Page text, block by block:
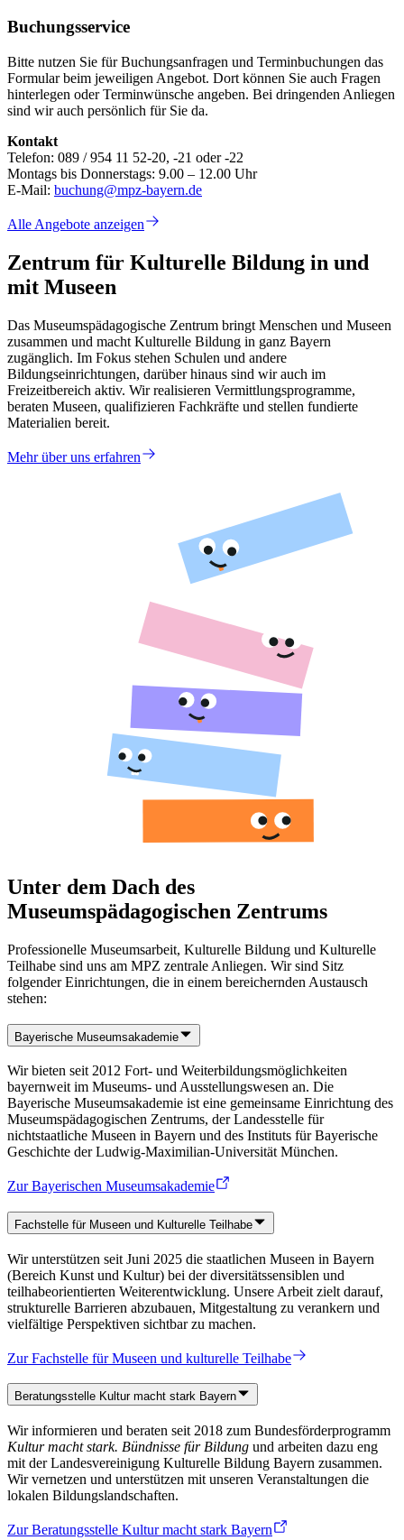
Buchungsservice
Bitte nutzen Sie für Buchungsanfragen und Terminbuchungen das
Formular beim jeweiligen Angebot. Dort können Sie auch Fragen
hinterlegen oder Terminwünsche angeben. Bei dringenden Anliegen
sind wir auch persönlich für Sie da.
Kontakt
Telefon: 089 / 954 11 52-20, -21 oder -22
Montags bis Donnerstags: 9.00 – 12.00 Uhr
E-Mail: buchung@mpz-bayern.de
Alle Angebote anzeigen
Zentrum für Kulturelle Bildung in und
mit Museen
Das Museumspädagogische Zentrum bringt Menschen und Museen
zusammen und macht Kulturelle Bildung in ganz Bayern
zugänglich. Im Fokus stehen Schulen und andere
Bildungseinrichtungen, darüber hinaus sind wir auch im
Freizeitbereich aktiv. Wir realisieren Vermittlungsprogramme,
beraten Museen, qualifizieren Fachkräfte und stellen fundierte
Materialien bereit.
Mehr über uns erfahren
Unter dem Dach des
Museumspädagogischen Zentrums
Professionelle Museumsarbeit, Kulturelle Bildung und Kulturelle
Teilhabe sind uns am MPZ zentrale Anliegen. Wir sind Sitz
folgender Einrichtungen, die in einem bereichernden Austausch
stehen:
Bayerische Museumsakademie
Wir bieten seit 2012 Fort- und Weiterbildungsmöglichkeiten
bayernweit im Museums- und Ausstellungswesen an. Die
Bayerische Museumsakademie ist eine gemeinsame Einrichtung des
Museumspädagogischen Zentrums, der Landesstelle für
nichtstaatliche Museen in Bayern und des Instituts für Bayerische
Geschichte der Ludwig-Maximilian-Universität München.
Zur Bayerischen Museumsakademie
Fachstelle für Museen und Kulturelle Teilhabe
Wir unterstützen seit Juni 2025 die staatlichen Museen in Bayern
(Bereich Kunst und Kultur) bei der diversitätssensiblen und
teilhabeorientierten Weiterentwicklung. Unsere Arbeit zielt darauf,
strukturelle Barrieren abzubauen, Mitgestaltung zu verankern und
vielfältige Perspektiven sichtbar zu machen.
Zur Fachstelle für Museen und kulturelle Teilhabe
Beratungsstelle Kultur macht stark Bayern
Wir informieren und beraten seit 2018 zum Bundesförderprogramm
Kultur macht stark. Bündnisse für Bildung und arbeiten dazu eng
mit der Landesvereinigung Kulturelle Bildung Bayern zusammen.
Wir vernetzen und unterstützen mit unseren Veranstaltungen die
lokalen Bildungslandschaften.
Zur Beratungsstelle Kultur macht stark Bayern